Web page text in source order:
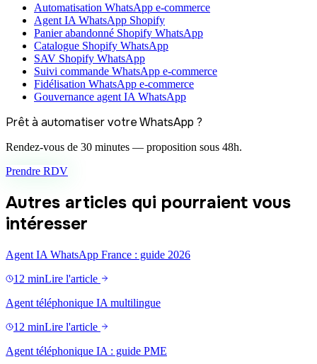
Automatisation WhatsApp e-commerce
Agent IA WhatsApp Shopify
Panier abandonné Shopify WhatsApp
Catalogue Shopify WhatsApp
SAV Shopify WhatsApp
Suivi commande WhatsApp e-commerce
Fidélisation WhatsApp e-commerce
Gouvernance agent IA WhatsApp
Prêt à automatiser votre WhatsApp ?
Rendez-vous de 30 minutes — proposition sous 48h.
Prendre RDV
Autres articles qui pourraient vous
intéresser
Agent IA WhatsApp France : guide 2026
12 minLire l'article
Agent téléphonique IA multilingue
12 minLire l'article
Agent téléphonique IA : guide PME